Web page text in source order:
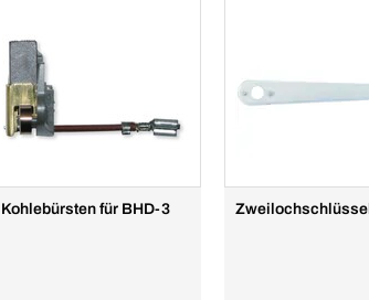
Kohlebürsten für BHD-3 Zweilochschlüssel